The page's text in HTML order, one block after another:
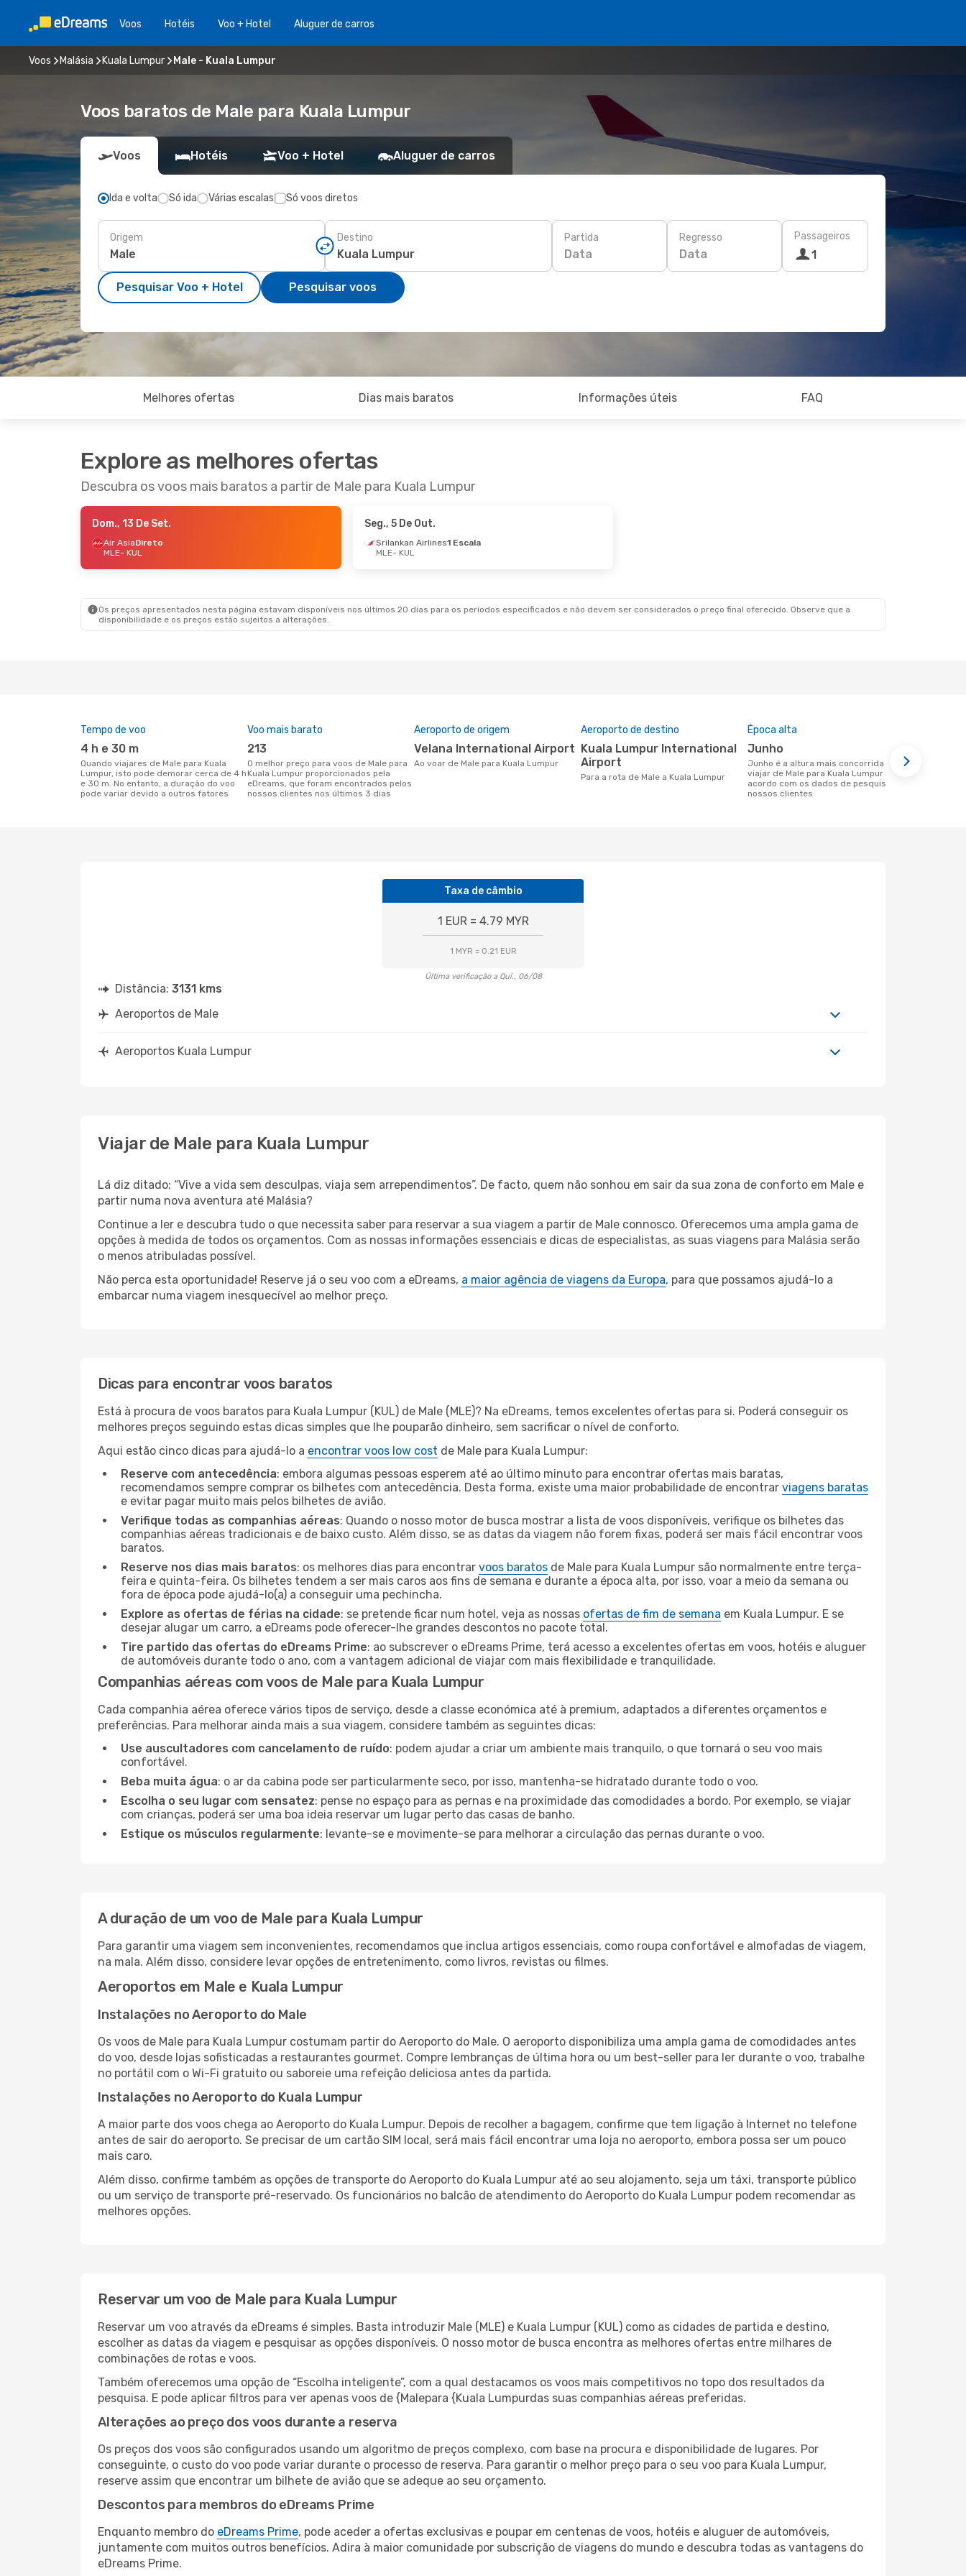
Voos Hotéis Voo + Hotel Aluguer de carros
Voos Malásia Kuala Lumpur Male - Kuala Lumpur
Voos baratos de Male para Kuala Lumpur
Voos Hotéis Voo + Hotel Aluguer de carros
Ida e volta Só ida Várias escalas Só voos diretos
Origem Destino Partida
Data
Regresso
Data
Passageiros
1
Pesquisar Voo + Hotel Pesquisar voos
Melhores ofertas Dias mais baratos Informações úteis FAQ
Explore as melhores ofertas
Descubra os voos mais baratos a partir de Male para Kuala Lumpur
Dom., 13 De Set.
Air AsiaDireto
MLE- KUL
Seg., 5 De Out.
Srilankan Airlines1 Escala
MLE- KUL
Os preços apresentados nesta página estavam disponíveis nos últimos 20 dias para os períodos especificados e não devem ser considerados o preço final oferecido. Observe que a
disponibilidade e os preços estão sujeitos a alterações.
Tempo de voo
4 h e 30 m
Quando viajares de Male para Kuala
Lumpur, isto pode demorar cerca de 4 h
e 30 m. No entanto, a duração do voo
pode variar devido a outros fatores
Voo mais barato
213
O melhor preço para voos de Male para
Kuala Lumpur proporcionados pela
eDreams, que foram encontrados pelos
nossos clientes nos últimos 3 dias
Aeroporto de origem
Velana International Airport
Ao voar de Male para Kuala Lumpur
Aeroporto de destino
Kuala Lumpur International
Airport
Para a rota de Male a Kuala Lumpur
Época alta
junho
junho é a altura mais concorrida para
viajar de Male para Kuala Lumpur de
acordo com os dados de pesquisa dos
nossos clientes
Taxa de câmbio
1 EUR = 4.79 MYR
1 MYR = 0.21 EUR
Última verificação a Qui., 06/08
Distância: 3131 kms
Aeroportos de Male
Aeroportos Kuala Lumpur
Viajar de Male para Kuala Lumpur
Lá diz ditado: “Vive a vida sem desculpas, viaja sem arrependimentos”. De facto, quem não sonhou em sair da sua zona de conforto em Male e
partir numa nova aventura até Malásia?
Continue a ler e descubra tudo o que necessita saber para reservar a sua viagem a partir de Male connosco. Oferecemos uma ampla gama de
opções à medida de todos os orçamentos. Com as nossas informações essenciais e dicas de especialistas, as suas viagens para Malásia serão
o menos atribuladas possível.
Não perca esta oportunidade! Reserve já o seu voo com a eDreams, a maior agência de viagens da Europa, para que possamos ajudá-lo a
embarcar numa viagem inesquecível ao melhor preço.
Dicas para encontrar voos baratos
Está à procura de voos baratos para Kuala Lumpur (KUL) de Male (MLE)? Na eDreams, temos excelentes ofertas para si. Poderá conseguir os
melhores preços seguindo estas dicas simples que lhe pouparão dinheiro, sem sacrificar o nível de conforto.
Aqui estão cinco dicas para ajudá-lo a encontrar voos low cost de Male para Kuala Lumpur:
Reserve com antecedência: embora algumas pessoas esperem até ao último minuto para encontrar ofertas mais baratas,
recomendamos sempre comprar os bilhetes com antecedência. Desta forma, existe uma maior probabilidade de encontrar viagens baratas
e evitar pagar muito mais pelos bilhetes de avião.
Verifique todas as companhias aéreas: Quando o nosso motor de busca mostrar a lista de voos disponíveis, verifique os bilhetes das
companhias aéreas tradicionais e de baixo custo. Além disso, se as datas da viagem não forem fixas, poderá ser mais fácil encontrar voos
baratos.
Reserve nos dias mais baratos: os melhores dias para encontrar voos baratos de Male para Kuala Lumpur são normalmente entre terça-
feira e quinta-feira. Os bilhetes tendem a ser mais caros aos fins de semana e durante a época alta, por isso, voar a meio da semana ou
fora de época pode ajudá-lo(a) a conseguir uma pechincha.
Explore as ofertas de férias na cidade: se pretende ficar num hotel, veja as nossas ofertas de fim de semana em Kuala Lumpur. E se
desejar alugar um carro, a eDreams pode oferecer-lhe grandes descontos no pacote total.
Tire partido das ofertas do eDreams Prime: ao subscrever o eDreams Prime, terá acesso a excelentes ofertas em voos, hotéis e aluguer
de automóveis durante todo o ano, com a vantagem adicional de viajar com mais flexibilidade e tranquilidade.
Companhias aéreas com voos de Male para Kuala Lumpur
Cada companhia aérea oferece vários tipos de serviço, desde a classe económica até à premium, adaptados a diferentes orçamentos e
preferências. Para melhorar ainda mais a sua viagem, considere também as seguintes dicas:
Use auscultadores com cancelamento de ruído: podem ajudar a criar um ambiente mais tranquilo, o que tornará o seu voo mais
confortável.
Beba muita água: o ar da cabina pode ser particularmente seco, por isso, mantenha-se hidratado durante todo o voo.
Escolha o seu lugar com sensatez: pense no espaço para as pernas e na proximidade das comodidades a bordo. Por exemplo, se viajar
com crianças, poderá ser uma boa ideia reservar um lugar perto das casas de banho.
Estique os músculos regularmente: levante-se e movimente-se para melhorar a circulação das pernas durante o voo.
A duração de um voo de Male para Kuala Lumpur
Para garantir uma viagem sem inconvenientes, recomendamos que inclua artigos essenciais, como roupa confortável e almofadas de viagem,
na mala. Além disso, considere levar opções de entretenimento, como livros, revistas ou filmes.
Aeroportos em Male e Kuala Lumpur
Instalações no Aeroporto do Male
Os voos de Male para Kuala Lumpur costumam partir do Aeroporto do Male. O aeroporto disponibiliza uma ampla gama de comodidades antes
do voo, desde lojas sofisticadas a restaurantes gourmet. Compre lembranças de última hora ou um best-seller para ler durante o voo, trabalhe
no portátil com o Wi-Fi gratuito ou saboreie uma refeição deliciosa antes da partida.
Instalações no Aeroporto do Kuala Lumpur
A maior parte dos voos chega ao Aeroporto do Kuala Lumpur. Depois de recolher a bagagem, confirme que tem ligação à Internet no telefone
antes de sair do aeroporto. Se precisar de um cartão SIM local, será mais fácil encontrar uma loja no aeroporto, embora possa ser um pouco
mais caro.
Além disso, confirme também as opções de transporte do Aeroporto do Kuala Lumpur até ao seu alojamento, seja um táxi, transporte público
ou um serviço de transporte pré-reservado. Os funcionários no balcão de atendimento do Aeroporto do Kuala Lumpur podem recomendar as
melhores opções.
Reservar um voo de Male para Kuala Lumpur
Reservar um voo através da eDreams é simples. Basta introduzir Male (MLE) e Kuala Lumpur (KUL) como as cidades de partida e destino,
escolher as datas da viagem e pesquisar as opções disponíveis. O nosso motor de busca encontra as melhores ofertas entre milhares de
combinações de rotas e voos.
Também oferecemos uma opção de “Escolha inteligente”, com a qual destacamos os voos mais competitivos no topo dos resultados da
pesquisa. E pode aplicar filtros para ver apenas voos de {Malepara {Kuala Lumpurdas suas companhias aéreas preferidas.
Alterações ao preço dos voos durante a reserva
Os preços dos voos são configurados usando um algoritmo de preços complexo, com base na procura e disponibilidade de lugares. Por
conseguinte, o custo do voo pode variar durante o processo de reserva. Para garantir o melhor preço para o seu voo para Kuala Lumpur,
reserve assim que encontrar um bilhete de avião que se adeque ao seu orçamento.
Descontos para membros do eDreams Prime
Enquanto membro do eDreams Prime, pode aceder a ofertas exclusivas e poupar em centenas de voos, hotéis e aluguer de automóveis,
juntamente com muitos outros benefícios. Adira à maior comunidade por subscrição de viagens do mundo e descubra todas as vantagens do
eDreams Prime.